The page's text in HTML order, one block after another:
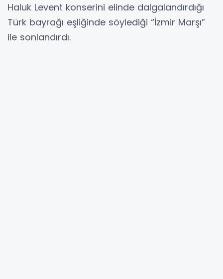
Haluk Levent konserini elinde dalgalandırdığı
Türk bayrağı eşliğinde söylediği “İzmir Marşı”
ile sonlandırdı.